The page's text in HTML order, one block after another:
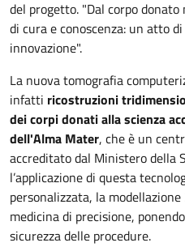
del progetto. "Dal corpo
di cura e conoscenza: un atto
innovazione".
La nuova tomografia
infatti ricostruzioni
dei corpi donati alla scienza
dell'Alma Mater, che è un
accreditato dal Ministero della
l’applicazione di questa
personalizzata, la
medicina di precisione,
sicurezza delle procedure.